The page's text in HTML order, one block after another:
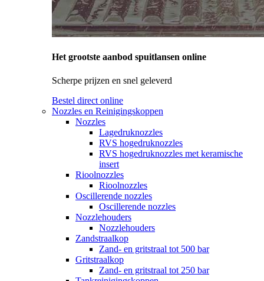
Het grootste aanbod spuitlansen online
Scherpe prijzen en snel geleverd
Bestel direct online
Nozzles en Reinigingskoppen
Nozzles
Lagedruknozzles
RVS hogedruknozzles
RVS hogedruknozzles met keramische
insert
Rioolnozzles
Rioolnozzles
Oscillerende nozzles
Oscillerende nozzles
Nozzlehouders
Nozzlehouders
Zandstraalkop
Zand- en gritstraal tot 500 bar
Gritstraalkop
Zand- en gritstraal tot 250 bar